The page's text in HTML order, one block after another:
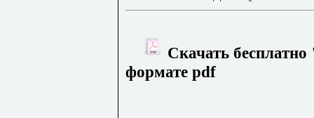
Скачать
формате pdf